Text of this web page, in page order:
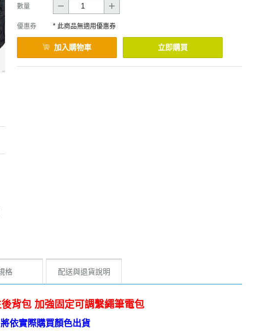
數量
優惠券 * 此商品無適用優惠券
加入購物車 立即購買
格 配送與退貨說明
背包 加強固定可調繫繩筆電包
依實際購買顏色出貨